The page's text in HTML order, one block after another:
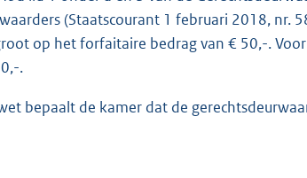
(Staatscourant 1 februari 2018, nr.
op het forfaitaire bedrag van € 50,-.
.
bepaalt de kamer dat de